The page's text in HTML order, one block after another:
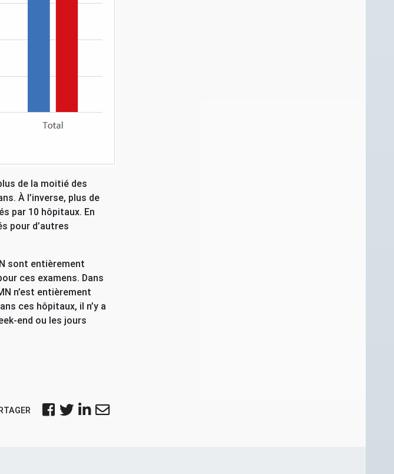
de la moitié des
À l’inverse, plus de
par 10 hôpitaux. En
pour d’autres
sont entièrement
ces examens. Dans
n’est entièrement
ces hôpitaux, il n’y a
end ou les jours